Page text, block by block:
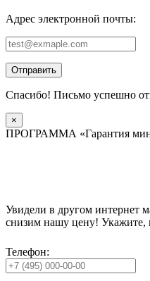
Адрес электронной почты:
Отправить
Спасибо! Письмо успешно
×
ПРОГРАММА «Гарантия
Увидели в другом интернет
снизим нашу цену! Укажите,
Телефон: